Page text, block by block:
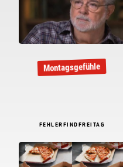
Montagsgefühle
FEHLERFINDFREITAG